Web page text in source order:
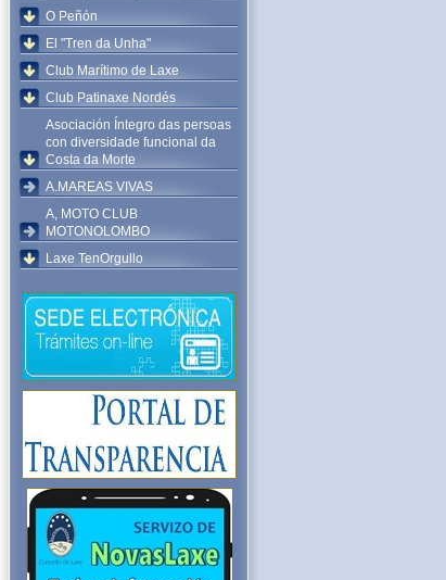
O Peñón
El "Tren da Unha"
Club Marítimo de Laxe
Club Patinaxe Nordés
Asociación Íntegro das persoas
con diversidade funcional da
Costa da Morte
A.MAREAS VIVAS
A, MOTO CLUB
MOTONOLOMBO
Laxe TenOrgullo